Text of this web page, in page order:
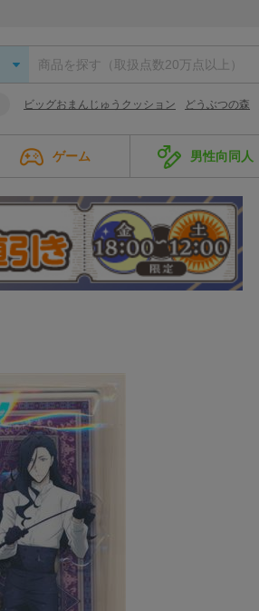
ビッグおまんじゅうクッション どうぶつの森
ゲーム 男性向同人